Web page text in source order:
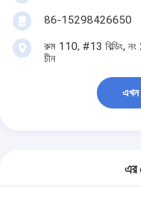
86-15298426650
রুম 110, #13 বিল্ডিং, নং
চীন
এখন
এর